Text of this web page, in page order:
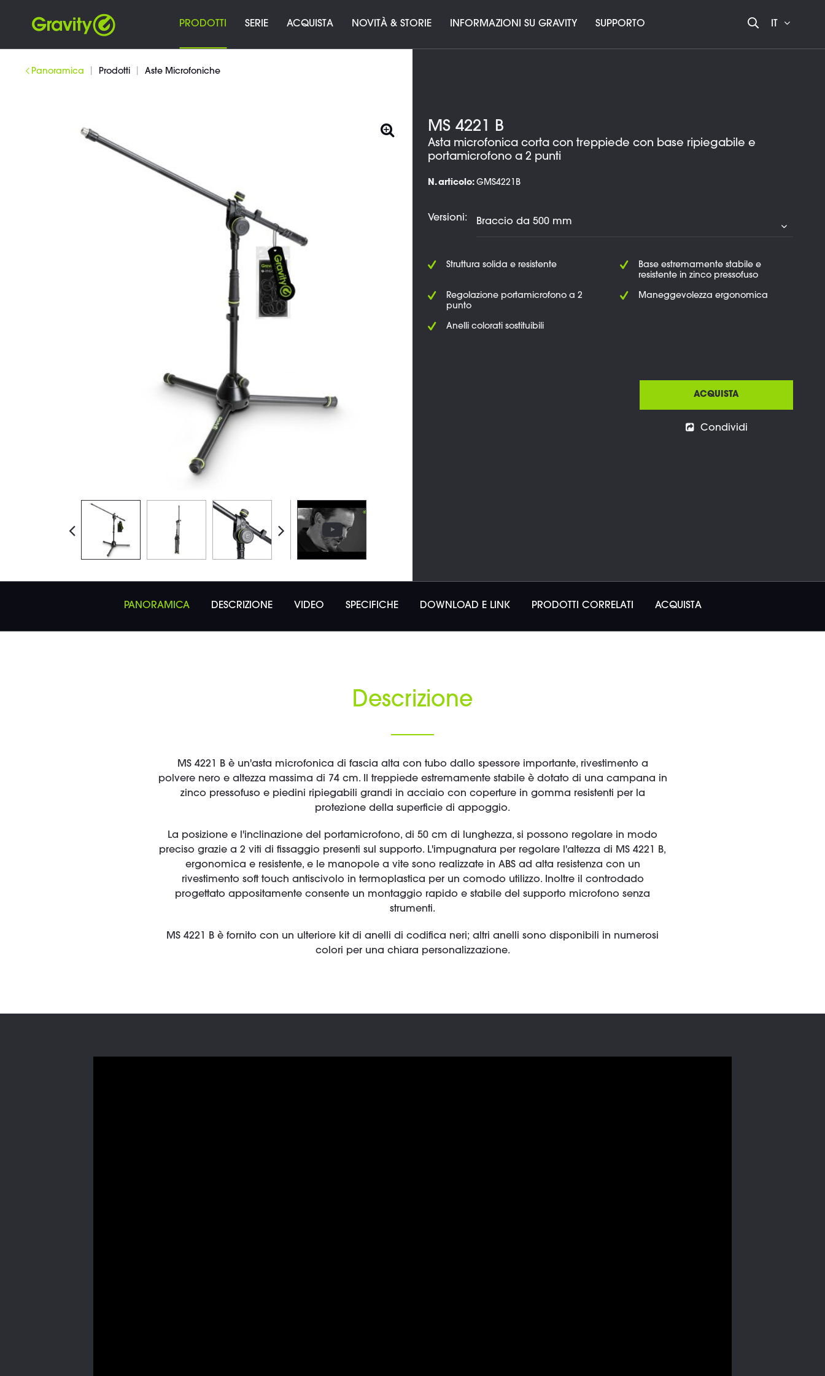
PRODOTTI SERIE ACQUISTA NOVITÀ & STORIE INFORMAZIONI SU GRAVITY SUPPORTO
Panoramica Prodotti Aste Microfoniche
MS 4221 B
Asta microfonica corta con treppiede con base ripiegabile e
portamicrofono a 2 punti
N. articolo: GMS4221B
Versioni:
Struttura solida e resistente
Base estremamente stabile e
resistente in zinco pressofuso
Regolazione portamicrofono a 2
punto
Maneggevolezza ergonomica
Anelli colorati sostituibili
ACQUISTA
Condividi
PANORAMICA DESCRIZIONE VIDEO SPECIFICHE DOWNLOAD E LINK PRODOTTI CORRELATI ACQUISTA
Descrizione
MS 4221 B è un'asta microfonica di fascia alta con tubo dallo spessore importante, rivestimento a
polvere nero e altezza massima di 74 cm. Il treppiede estremamente stabile è dotato di una campana in
zinco pressofuso e piedini ripiegabili grandi in acciaio con coperture in gomma resistenti per la
protezione della superficie di appoggio.
La posizione e l'inclinazione del portamicrofono, di 50 cm di lunghezza, si possono regolare in modo
preciso grazie a 2 viti di fissaggio presenti sul supporto. L'impugnatura per regolare l'altezza di MS 4221 B,
ergonomica e resistente, e le manopole a vite sono realizzate in ABS ad alta resistenza con un
rivestimento soft touch antiscivolo in termoplastica per un comodo utilizzo. Inoltre il controdado
progettato appositamente consente un montaggio rapido e stabile del supporto microfono senza
strumenti.
MS 4221 B è fornito con un ulteriore kit di anelli di codifica neri; altri anelli sono disponibili in numerosi
colori per una chiara personalizzazione.